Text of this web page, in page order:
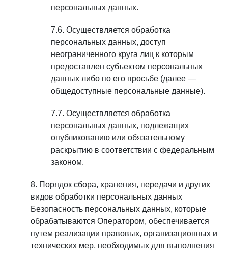
персональных данных.
Осуществляется обработка
персональных данных, доступ
неограниченного круга лиц к которым
предоставлен субъектом персональных
данных либо по его просьбе (далее —
общедоступные персональные данные).
Осуществляется обработка
персональных данных, подлежащих
опубликованию или обязательному
раскрытию в соответствии с федеральным
законом.
Порядок сбора, хранения, передачи и других
видов обработки персональных данных
Безопасность персональных данных, которые
обрабатываются Оператором, обеспечивается
путем реализации правовых, организационных и
технических мер, необходимых для выполнения